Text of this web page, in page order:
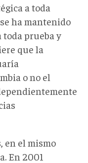
a toda
ha mantenido
toda prueba y
que la
o no el
en el mismo
En 2001